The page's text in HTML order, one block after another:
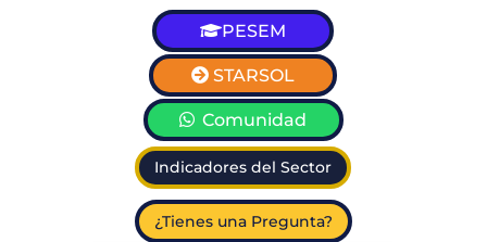
PESEM
STARSOL
Comunidad
Indicadores del Sector
¿Tienes una Pregunta?